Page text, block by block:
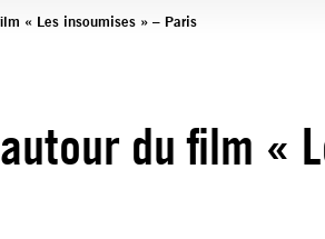
« Les insoumises » – Paris
du film «